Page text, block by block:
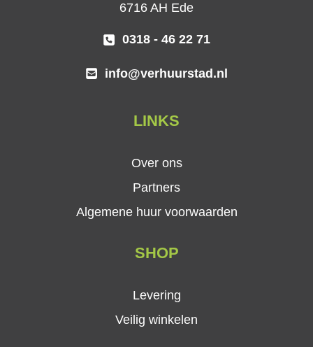
6716 AH Ede
0318 - 46 22 71
info@verhuurstad.nl
LINKS
Over ons
Partners
Algemene huur voorwaarden
SHOP
Levering
Veilig winkelen